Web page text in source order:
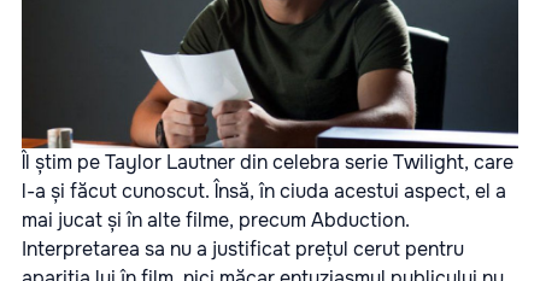
Îl știm pe Taylor Lautner din celebra serie Twilight, care
l-a și făcut cunoscut. Însă, în ciuda acestui aspect, el a
mai jucat și în alte filme, precum Abduction.
Interpretarea sa nu a justificat prețul cerut pentru